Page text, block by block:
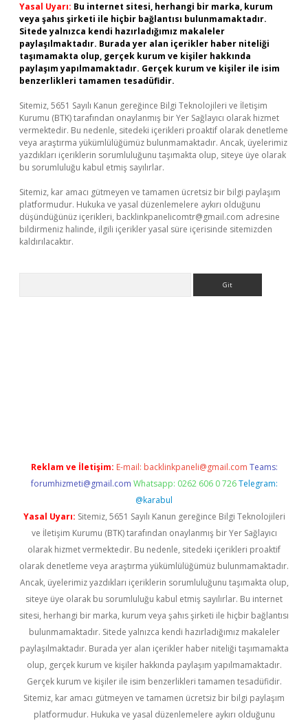
Yasal Uyarı: Bu internet sitesi, herhangi bir marka, kurum
veya şahıs şirketi ile hiçbir bağlantısı bulunmamaktadır.
Sitede yalnızca kendi hazırladığımız makaleler
paylaşılmaktadır. Burada yer alan içerikler haber niteliği
taşımamakta olup, gerçek kurum ve kişiler hakkında
paylaşım yapılmamaktadır. Gerçek kurum ve kişiler ile isim
benzerlikleri tamamen tesadüfidir.
Sitemiz, 5651 Sayılı Kanun gereğince Bilgi Teknolojileri ve İletişim
Kurumu (BTK) tarafından onaylanmış bir Yer Sağlayıcı olarak hizmet
vermektedir. Bu nedenle, sitedeki içerikleri proaktif olarak denetleme
veya araştırma yükümlülüğümüz bulunmamaktadır. Ancak, üyelerimiz
yazdıkları içeriklerin sorumluluğunu taşımakta olup, siteye üye olarak
bu sorumluluğu kabul etmiş sayılırlar.
Sitemiz, kar amacı gütmeyen ve tamamen ücretsiz bir bilgi paylaşım
platformudur. Hukuka ve yasal düzenlemelere aykırı olduğunu
düşündüğünüz içerikleri, backlinkpanelicomtr@gmail.com adresine
bildirmeniz halinde, ilgili içerikler yasal süre içerisinde sitemizden
kaldırılacaktır.
Reklam ve İletişim: E-mail: backlinkpaneli@gmail.com Teams:
forumhizmeti@gmail.com Whatsapp: 0262 606 0 726 Telegram:
@karabul
Yasal Uyarı: Sitemiz, 5651 Sayılı Kanun gereğince Bilgi Teknolojileri
ve İletişim Kurumu (BTK) tarafından onaylanmış bir Yer Sağlayıcı
olarak hizmet vermektedir. Bu nedenle, sitedeki içerikleri proaktif
olarak denetleme veya araştırma yükümlülüğümüz bulunmamaktadır.
Ancak, üyelerimiz yazdıkları içeriklerin sorumluluğunu taşımakta olup,
siteye üye olarak bu sorumluluğu kabul etmiş sayılırlar. Bu internet
sitesi, herhangi bir marka, kurum veya şahıs şirketi ile hiçbir bağlantısı
bulunmamaktadır. Sitede yalnızca kendi hazırladığımız makaleler
paylaşılmaktadır. Burada yer alan içerikler haber niteliği taşımamakta
olup, gerçek kurum ve kişiler hakkında paylaşım yapılmamaktadır.
Gerçek kurum ve kişiler ile isim benzerlikleri tamamen tesadüfidir.
Sitemiz, kar amacı gütmeyen ve tamamen ücretsiz bir bilgi paylaşım
platformudur. Hukuka ve yasal düzenlemelere aykırı olduğunu